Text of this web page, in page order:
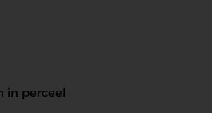
in perceel